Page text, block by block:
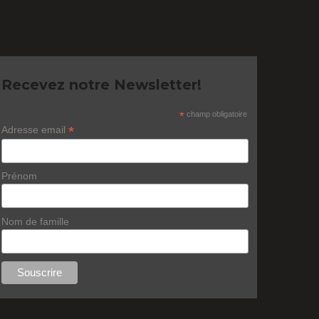
Recevez notre Newsletter!
*champ obligatoire
Adresse email*
Prénom
Nom de famille